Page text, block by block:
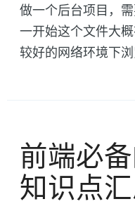
做一个后台项目，
一开始这个文件大
较好的网络环境下
前端必
知识点